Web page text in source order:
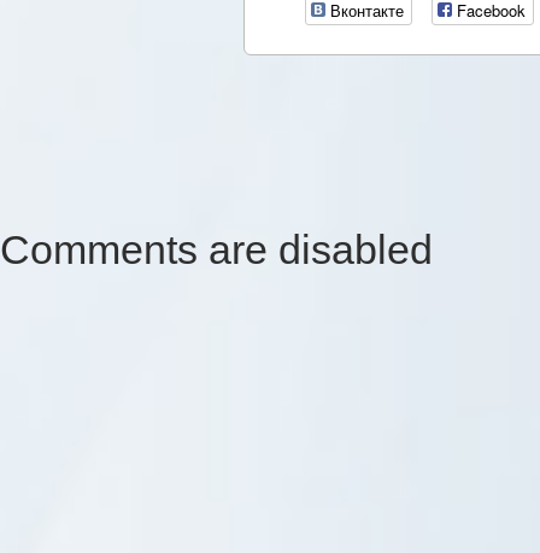
Вконтакте Facebook
Comments are disabled